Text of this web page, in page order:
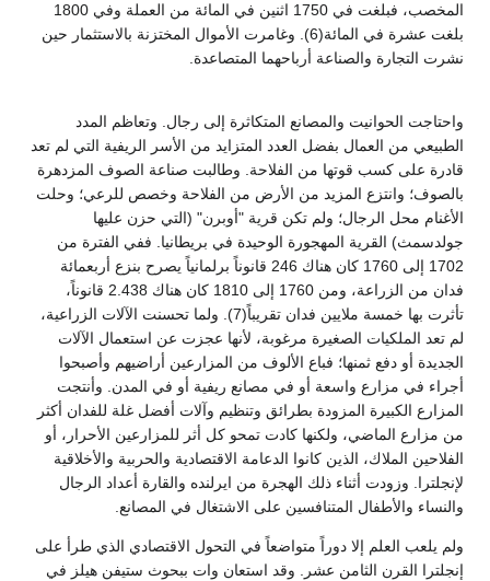
المخصب، فبلغت في 1750 اثنين في المائة من العملة وفي 1800
بلغت عشرة في المائة(6). وغامرت الأموال المختزنة بالاستثمار حين
نشرت التجارة والصناعة أرباحهما المتصاعدة.
واحتاجت الحوانيت والمصانع المتكاثرة إلى رجال. وتعاظم المدد
الطبيعي من العمال بفضل العدد المتزايد من الأسر الريفية التي لم تعد
قادرة على كسب قوتها من الفلاحة. وطالبت صناعة الصوف المزدهرة
بالصوف؛ وانتزع المزيد من الأرض من الفلاحة وخصص للرعي؛ وحلت
الأغنام محل الرجال؛ ولم تكن قرية "أوبرن" (التي حزن عليها
جولدسمث) القرية المهجورة الوحيدة في بريطانيا. ففي الفترة من
1702 إلى 1760 كان هناك 246 قانوناً برلمانياً يصرح بنزع أربعمائة
فدان من الزراعة، ومن 1760 إلى 1810 كان هناك 2.438 قانوناً،
تأثرت بها خمسة ملايين فدان تقريباً(7). ولما تحسنت الآلات الزراعية،
لم تعد الملكيات الصغيرة مرغوبة، لأنها عجزت عن استعمال الآلات
الجديدة أو دفع ثمنها؛ فباع الألوف من المزارعين أراضيهم وأصبحوا
أجراء في مزارع واسعة أو في مصانع ريفية أو في المدن. وأنتجت
المزارع الكبيرة المزودة بطرائق وتنظيم وآلات أفضل غلة للفدان أكثر
من مزارع الماضي، ولكنها كادت تمحو كل أثر للمزارعين الأحرار، أو
الفلاحين الملاك، الذين كانوا الدعامة الاقتصادية والحربية والأخلاقية
لإنجلترا. وزودت أثناء ذلك الهجرة من ايرلنده والقارة أعداد الرجال
والنساء والأطفال المتنافسين على الاشتغال في المصانع.
ولم يلعب العلم إلا دوراً متواضعاً في التحول الاقتصادي الذي طرأ على
إنجلترا القرن الثامن عشر. وقد استعان وات ببحوث ستيفن هيلز في